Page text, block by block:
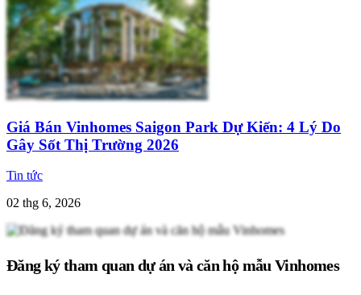
Giá Bán Vinhomes Saigon Park Dự Kiến: 4 Lý Do
Gây Sốt Thị Trường 2026
Tin tức
02 thg 6, 2026
Đăng ký tham quan dự án và căn hộ mẫu Vinhomes